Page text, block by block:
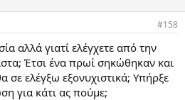
#158
αλλά γιατί ελέγχετε από την
Έτσι ένα πρωί σηκώθηκαν και
σε ελέγξω εξονυχιστικά; Υπήρξε
για κάτι ας πούμε;